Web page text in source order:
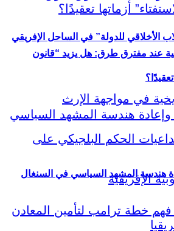
الأخلاقي للدولة” في الساحل الإفريقي
عند مفترق طرق: هل يزيد “قانون
هندسة المشهد السياسي في السنغال